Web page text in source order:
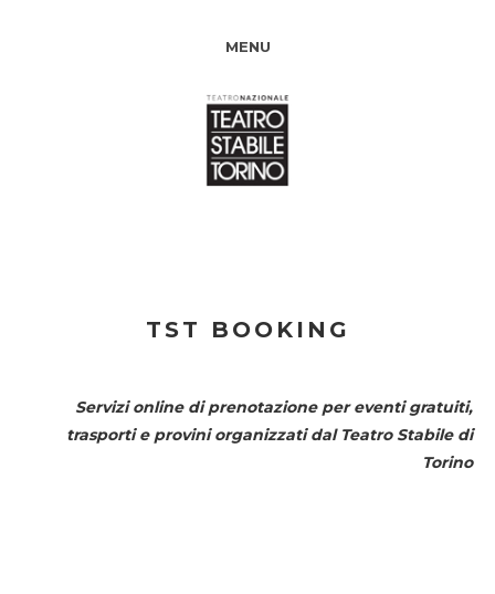
MENU
TST BOOKING
Servizi online di prenotazione per eventi gratuiti,
trasporti e provini organizzati dal Teatro Stabile di
Torino